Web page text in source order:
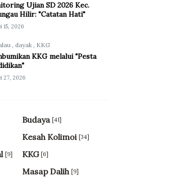
Ujian SD 2026 Kec.
Hilir: "Catatan Hati"
15, 2026
, dayak , KKG
KKG melalui "Pesta
27, 2026
Budaya [41]
Kesah Kolimoi [34]
[9] KKG [6]
Masap Dalih [9]